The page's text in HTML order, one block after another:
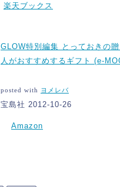
楽天ブックス
GLOW特別編集 とっておきの
人がおすすめするギフト (e-
posted with ヨメレバ
宝島社 2012-10-26
Amazon